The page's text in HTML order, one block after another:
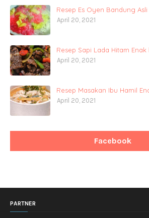
Resep Es Oyen Bandung Asli
April 20, 2021
Resep Sapi Lada Hitam
April 20, 2021
Resep Masakan Ibu Hamil
April 20, 2021
Facebook
PARTNER